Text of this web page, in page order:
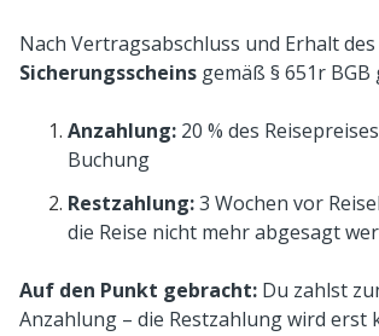
Nach Vertragsabschluss und Erhalt des
Sicherungsscheins gemäß § 651r BGB
Anzahlung: 20 % des
Buchung
Restzahlung:3 Wochen vor
die Reise nicht mehr abgesagt
Auf den Punkt gebracht: Du zahlst
Anzahlung – die Restzahlung wird erst